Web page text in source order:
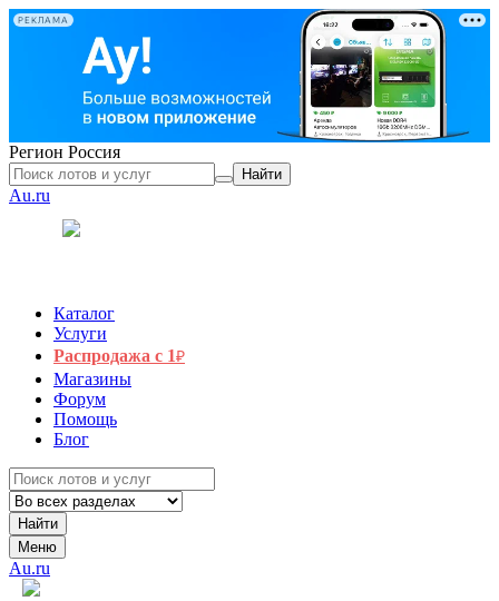
РЕКЛАМА
Регион Россия
Найти
Au.ru
Каталог
Услуги
Распродажа с 1₽
Магазины
Форум
Помощь
Блог
Найти
Меню
Au.ru